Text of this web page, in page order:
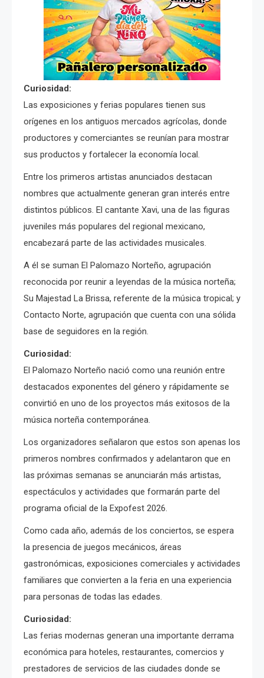
Curiosidad:
Las exposiciones y ferias populares tienen sus
orígenes en los antiguos mercados agrícolas, donde
productores y comerciantes se reunían para mostrar
sus productos y fortalecer la economía local.
Entre los primeros artistas anunciados destacan
nombres que actualmente generan gran interés entre
distintos públicos. El cantante Xavi, una de las figuras
juveniles más populares del regional mexicano,
encabezará parte de las actividades musicales.
A él se suman El Palomazo Norteño, agrupación
reconocida por reunir a leyendas de la música norteña;
Su Majestad La Brissa, referente de la música tropical; y
Contacto Norte, agrupación que cuenta con una sólida
base de seguidores en la región.
Curiosidad:
El Palomazo Norteño nació como una reunión entre
destacados exponentes del género y rápidamente se
convirtió en uno de los proyectos más exitosos de la
música norteña contemporánea.
Los organizadores señalaron que estos son apenas los
primeros nombres confirmados y adelantaron que en
las próximas semanas se anunciarán más artistas,
espectáculos y actividades que formarán parte del
programa oficial de la Expofest 2026.
Como cada año, además de los conciertos, se espera
la presencia de juegos mecánicos, áreas
gastronómicas, exposiciones comerciales y actividades
familiares que convierten a la feria en una experiencia
para personas de todas las edades.
Curiosidad:
Las ferias modernas generan una importante derrama
económica para hoteles, restaurantes, comercios y
prestadores de servicios de las ciudades donde se